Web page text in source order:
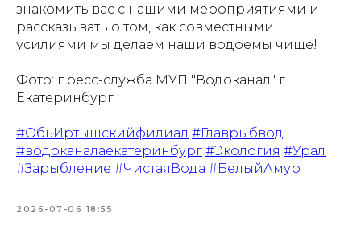
знакомить вас с нашими мероприятиями и
рассказывать о том, как совместными
усилиями мы делаем наши водоемы чище!
Фото: пресс-служба МУП "Водоканал" г.
Екатеринбург
#ОбьИртышскийфилиал #Главрыбвод
#водоканалаекатеринбург #Экология #Урал
#Зарыбление #ЧистаяВода #БелыйАмур
2026-07-06 18:55